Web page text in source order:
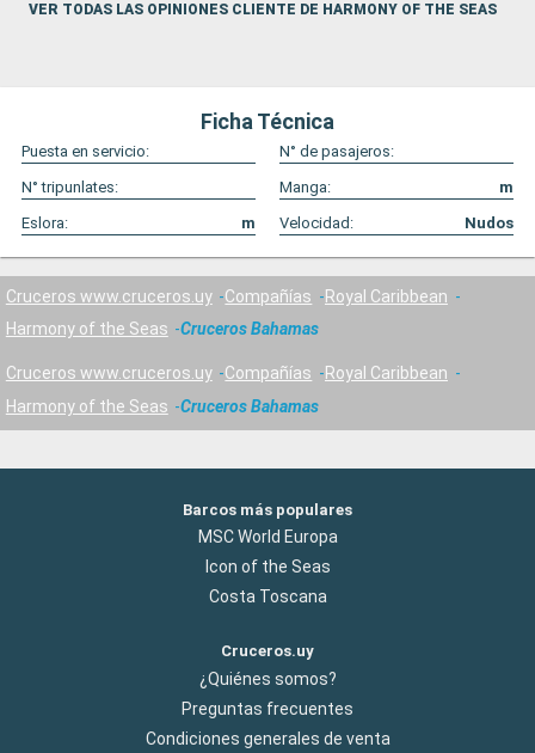
VER TODAS LAS OPINIONES CLIENTE DE HARMONY OF THE SEAS
Ficha Técnica
Puesta en servicio:
N° de pasajeros:
N° tripunlates:
Manga:
m
Eslora:
m Velocidad: Nudos
Cruceros www.cruceros.uy Compañías
Royal Caribbean
Harmony of the Seas
Cruceros Bahamas
Cruceros www.cruceros.uy Compañías
Royal Caribbean
Harmony of the Seas
Cruceros Bahamas
Barcos más populares
MSC World Europa
Icon of the Seas
Costa Toscana
Cruceros.uy
¿Quiénes somos?
Preguntas frecuentes
Condiciones generales de venta